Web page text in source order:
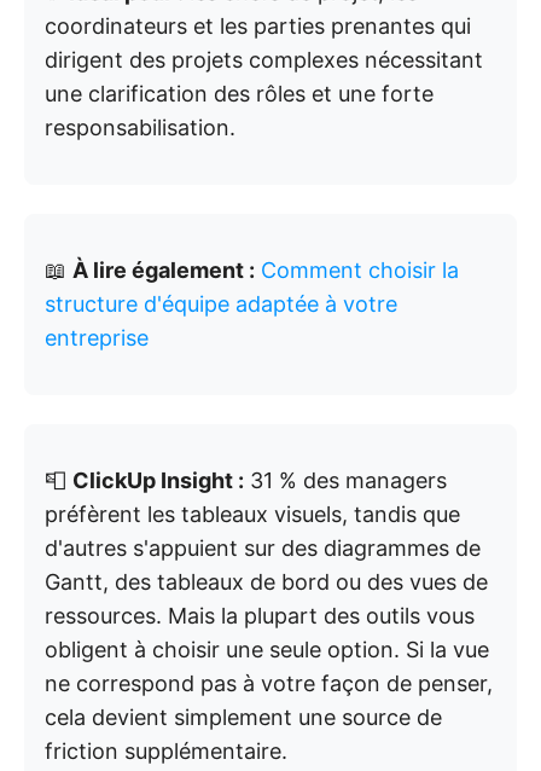
coordinateurs et les parties prenantes qui
dirigent des projets complexes nécessitant
une clarification des rôles et une forte
responsabilisation.
📖 À lire également : Comment choisir la
structure d'équipe adaptée à votre
entreprise
📮 ClickUp Insight : 31 % des managers
préfèrent les tableaux visuels, tandis que
d'autres s'appuient sur des diagrammes de
Gantt, des tableaux de bord ou des vues de
ressources. Mais la plupart des outils vous
obligent à choisir une seule option. Si la vue
ne correspond pas à votre façon de penser,
cela devient simplement une source de
friction supplémentaire.